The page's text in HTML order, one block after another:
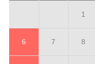
1
6 7 8